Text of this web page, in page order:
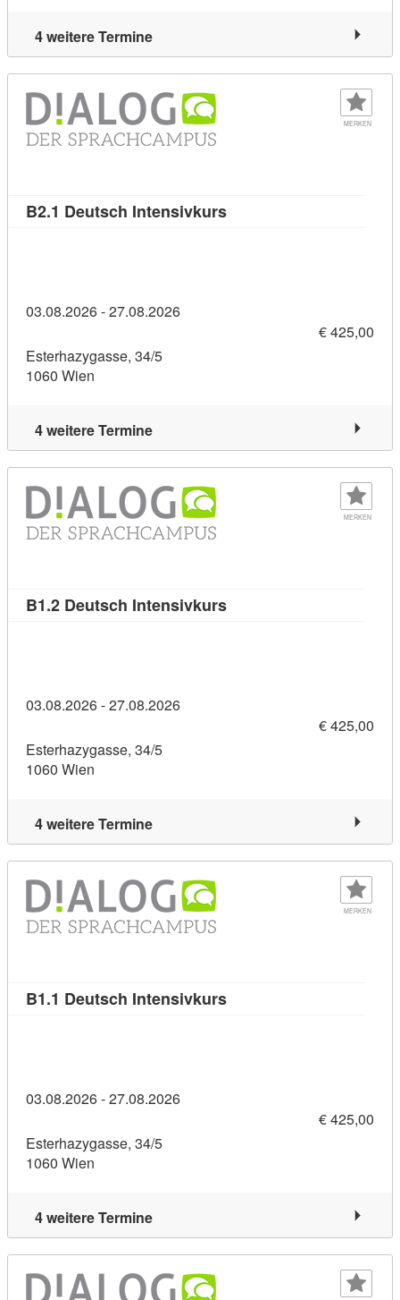
4 weitere Termine
MERKEN
B2.1 Deutsch IntensivkursKursdetail: B2.1 Deutsch
03.08.2026 - 27.08.2026
€ 425,00
Esterhazygasse, 34/5
1060 Wien
4 weitere Termine
MERKEN
B1.2 Deutsch IntensivkursKursdetail: B1.2 Deutsch
03.08.2026 - 27.08.2026
€ 425,00
Esterhazygasse, 34/5
1060 Wien
4 weitere Termine
MERKEN
B1.1 Deutsch IntensivkursKursdetail: B1.1 Deutsch
03.08.2026 - 27.08.2026
€ 425,00
Esterhazygasse, 34/5
1060 Wien
4 weitere Termine